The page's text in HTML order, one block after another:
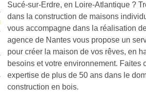
à NESTOR
Sucé-sur-Erdre, en Loire-Atlantique ?
dans la construction de maisons
vous accompagne dans la réalisation
agence de Nantes vous propose un
pour créer la maison de vos rêves, en
besoins et votre environnement. Faites
expertise de plus de 50 ans dans le
construction en bois.